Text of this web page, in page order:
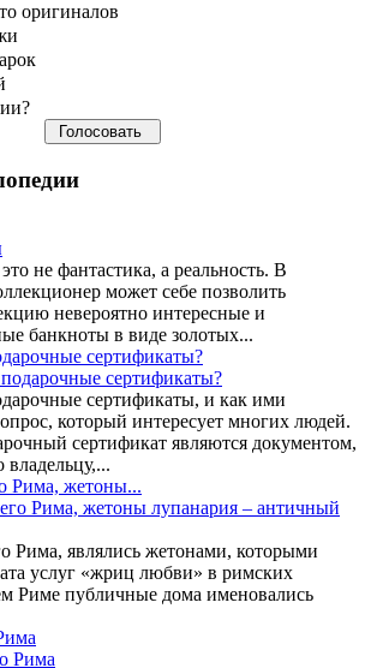
оригиналов
не фантастика, а реальность. В
может себе позволить
невероятно интересные и
банкноты в виде золотых...
сертификаты?
сертификаты, и как ими
который интересует многих людей.
сертификат являются документом,
владельцу,...
Рима, жетоны...
Рима, являлись жетонами, которыми
услуг «жриц любви» в римских
Риме публичные дома именовались